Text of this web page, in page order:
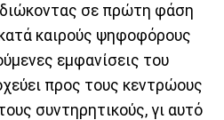
σε πρώτη φάση
καιρούς ψηφοφόρους
εμφανίσεις του
προς τους κεντρώους
συντηρητικούς, γι αυτό